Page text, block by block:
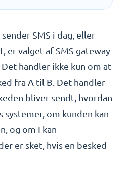
SMS i dag, eller
er valget af SMS gateway
handler ikke kun om at
fra A til B. Det handler
bliver sendt, hvordan
systemer, om kunden kan
og om I kan
er sket, hvis en besked